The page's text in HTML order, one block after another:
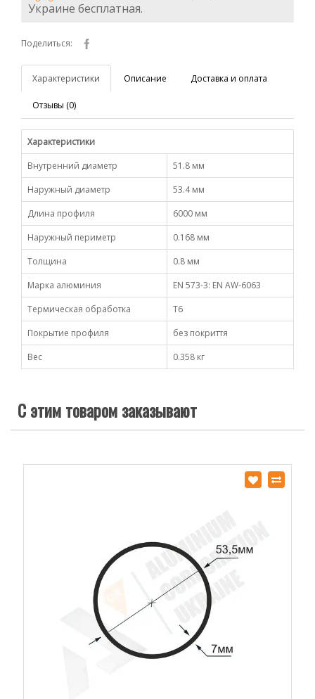
Украине бесплатная.
Поделиться:
Характеристики Описание Доставка и оплата
Отзывы (0)
Характеристики
Внутренний диаметр
51.8 мм
Наружный диаметр
53.4 мм
Длина профиля
6000 мм
Наружный периметр
0.168 мм
Толщина
0.8 мм
Марка алюминия
EN 573-3: EN AW-6063
Термическая обработка
Т6
Покрытие профиля
без покриття
Вес
0.358 кг
С этим товаром заказывают